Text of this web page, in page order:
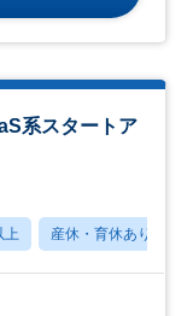
系スタートア
上 産休・育休あり